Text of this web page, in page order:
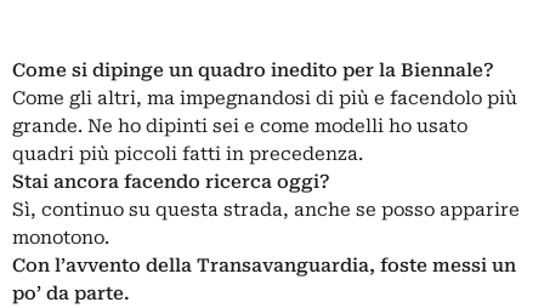
Come si dipinge un quadro inedito per la Biennale?
Come gli altri, ma impegnandosi di più e facendolo più
grande. Ne ho dipinti sei e come modelli ho usato
quadri più piccoli fatti in precedenza.
Stai ancora facendo ricerca oggi?
Sì, continuo su questa strada, anche se posso apparire
monotono.
Con l’avvento della Transavanguardia, foste messi un
po’ da parte.